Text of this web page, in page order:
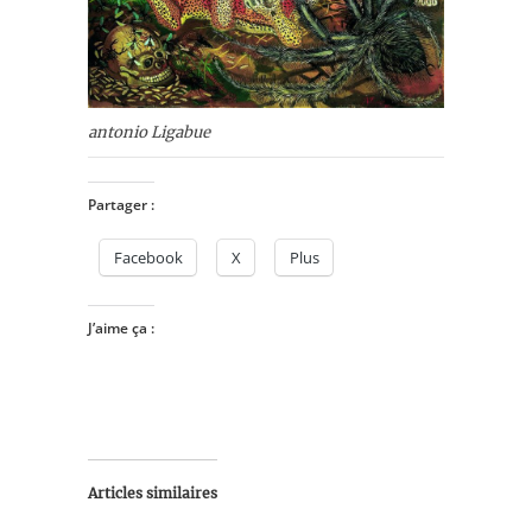
antonio Ligabue
Partager :
Facebook X Plus
J’aime ça :
Articles similaires